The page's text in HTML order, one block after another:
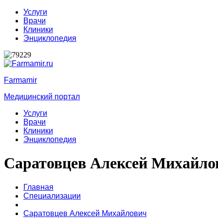
Услуги
Врачи
Клиники
Энциклопедия
Farmamir
Медицинский портал
Услуги
Врачи
Клиники
Энциклопедия
Саратовцев Алексей
Главная
Специализации
Саратовцев Алексей Михайлович